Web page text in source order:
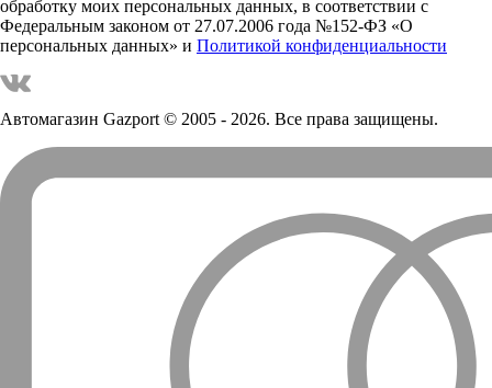
обработку моих персональных данных, в соответствии с
Федеральным законом от 27.07.2006 года №152-ФЗ «О
персональных данных» и Политикой конфиденциальности
Автомагазин Gazport© 2005 - 2026. Все права защищены.